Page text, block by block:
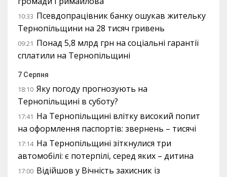
10:33 Псевдопрацівник банку ошукав жительку
Тернопільщини на 28 тисяч гривень
09:21 Понад 5,8 млрд грн на соціальні гарантії
сплатили на Тернопільщині
7 Серпня
18:10 Яку погоду прогнозують на
Тернопільщині в суботу?
17:41 На Тернопільщині влітку високий попит
на оформлення паспортів: звернень – тисячі
17:14 На Тернопільщині зіткнулися три
автомобілі: є потерпілі, серед яких – дитина
17:00 Відійшов у Вічність захисник із